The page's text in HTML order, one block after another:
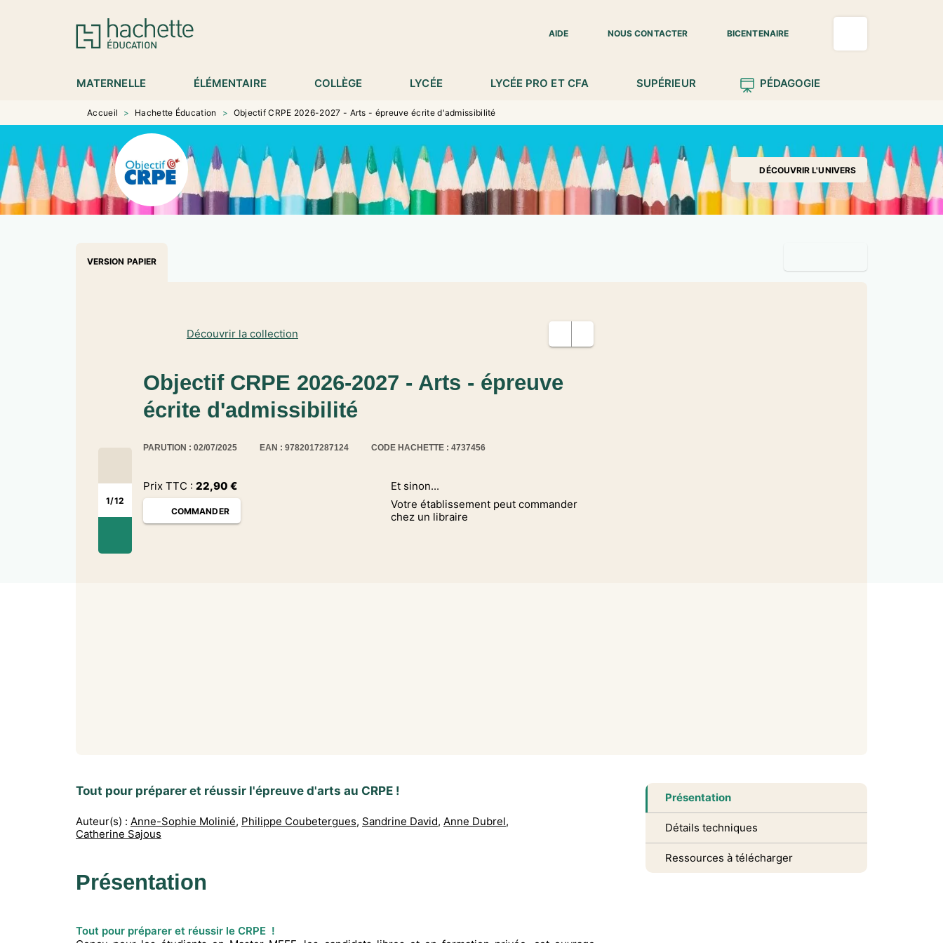
MENU RECHERCHE
AIDE
NOUS CONTACTER BICENTENAIRE
MATERNELLE ÉLÉMENTAIRE COLLÈGE LYCÉE LYCÉE PRO ET CFA SUPÉRIEUR PÉDAGOGIE
Accueil > Hachette Éducation > Objectif CRPE 2026-2027 - Arts - épreuve écrite d'admissibilité
DÉCOUVRIR L'UNIVERS
VERSION PAPIER
1/12
Découvrir la collection
Objectif CRPE 2026-2027 - Arts - épreuve
écrite d'admissibilité
PARUTION : 02/07/2025 EAN : 9782017287124 CODE HACHETTE : 4737456
Prix TTC : 22,90 €
COMMANDER
Et sinon...
Votre établissement peut commander
chez un libraire
Tout pour préparer et réussir l'épreuve d'arts au CRPE !
Auteur(s) : Anne-Sophie Molinié, Philippe Coubetergues, Sandrine David, Anne Dubrel,
Catherine Sajous
Présentation
Tout pour préparer et réussir le CRPE !
Présentation
Détails techniques
Ressources à télécharger